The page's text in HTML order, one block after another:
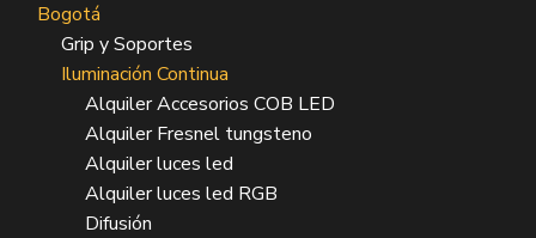
Bogotá
Grip y Soportes
Iluminación Continua
Alquiler Accesorios COB LED
Alquiler Fresnel tungsteno
Alquiler luces led
Alquiler luces led RGB
Difusión